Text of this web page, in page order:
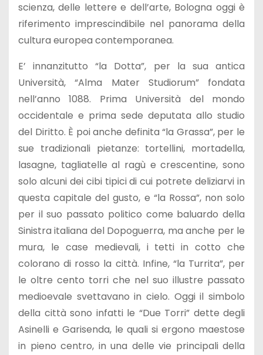
scienza, delle lettere e dell’arte, Bologna oggi è
riferimento imprescindibile nel panorama della
cultura europea contemporanea.
E’ innanzitutto “la Dotta”, per la sua antica
Università, “Alma Mater Studiorum” fondata
nell’anno 1088. Prima Università del mondo
occidentale e prima sede deputata allo studio
del Diritto. È poi anche definita “la Grassa”, per le
sue tradizionali pietanze: tortellini, mortadella,
lasagne, tagliatelle al ragù e crescentine, sono
solo alcuni dei cibi tipici di cui potrete deliziarvi in
questa capitale del gusto, e “la Rossa”, non solo
per il suo passato politico come baluardo della
Sinistra italiana del Dopoguerra, ma anche per le
mura, le case medievali, i tetti in cotto che
colorano di rosso la città. Infine, “la Turrita”, per
le oltre cento torri che nel suo illustre passato
medioevale svettavano in cielo. Oggi il simbolo
della città sono infatti le “Due Torri” dette degli
Asinelli e Garisenda, le quali si ergono maestose
in pieno centro, in una delle vie principali della